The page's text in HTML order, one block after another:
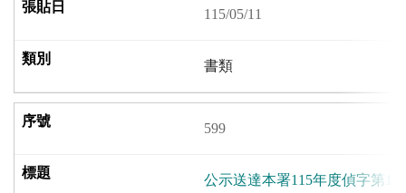
115/05/11
書類
599
公示送達本署115年度偵字第